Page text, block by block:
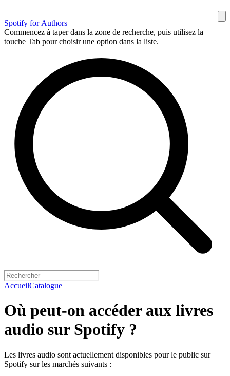
Spotify for Authors
Commencez à taper dans la zone de recherche, puis utilisez la
touche Tab pour choisir une option dans la liste.
AccueilCatalogue
Où peut-on accéder aux livres
audio sur Spotify ?
Les livres audio sont actuellement disponibles pour le public sur
Spotify sur les marchés suivants :